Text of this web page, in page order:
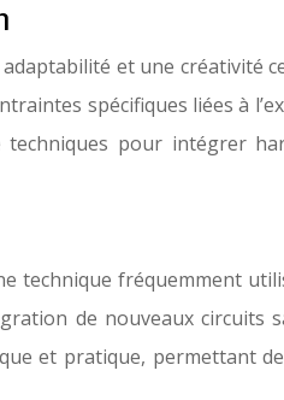
et une créativité
spécifiques liées à
pour intégrer
technique fréquemment
de nouveaux
et pratique, permettant